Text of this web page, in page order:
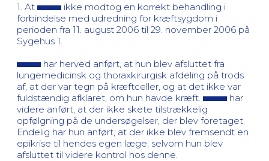
1. At
ikke modtog en korrekt behandling i
forbindelse med udredning for kræftsygdom i
perioden fra 11. august 2006 til 29. november 2006 på
Sygehus 1.
har herved anført, at hun blev afsluttet fra
lungemedicinsk og thoraxkirurgisk afdeling på trods
af, at der var tegn på kræftceller, og at det ikke var
fuldstændig afklaret, om hun havde kræft.
har
videre anført, at der ikke skete tilstrækkelig
opfølgning på de undersøgelser, der blev foretaget.
Endelig har hun anført, at der ikke blev fremsendt en
epikrise til hendes egen læge, selvom hun blev
afsluttet til videre kontrol hos denne.